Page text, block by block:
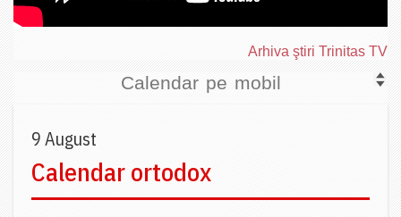
Arhiva ştiri Trinitas TV
Calendar pe mobil
9 August
Calendar ortodox